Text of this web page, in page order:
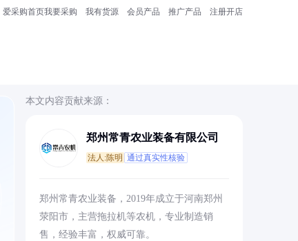
爱采购首页我要采购 我有货源 会员产品 推广产品 注册开店
本文内容贡献来源：
郑州常青农业装备有限公司
法人:陈明 通过真实性核验
郑州常青农业装备，2019年成立于河南郑州
荥阳市，主营拖拉机等农机，专业制造销
售，经验丰富，权威可靠。